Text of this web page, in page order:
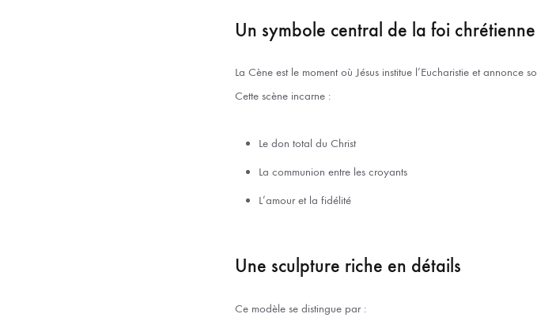
Un symbole central de la foi chrétienne
La Cène est le moment où Jésus institue l’Eucharistie et annonce
Cette scène incarne :
Le don total du Christ
La communion entre les croyants
L’amour et la fidélité
Une sculpture riche en détails
Ce modèle se distingue par :